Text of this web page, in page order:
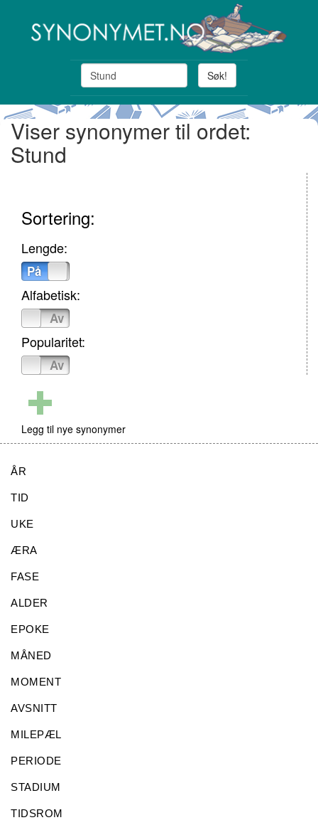
Søk!
Viser synonymer til ordet:
Stund
Sortering:
Lengde:
På
Alfabetisk:
Av
Popularitet:
Av
Legg til nye synonymer
ÅR
TID
UKE
ÆRA
FASE
ALDER
EPOKE
MÅNED
MOMENT
AVSNITT
MILEPÆL
PERIODE
STADIUM
TIDSROM